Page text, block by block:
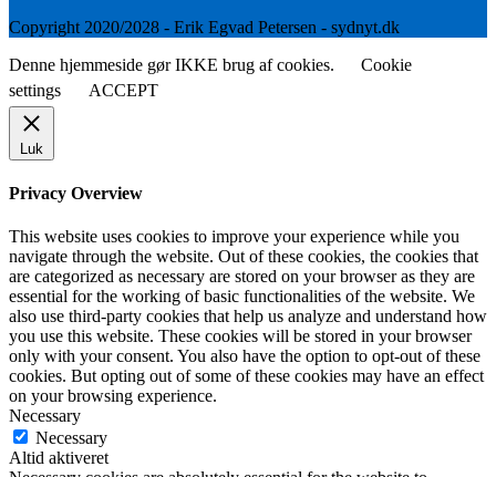
Copyright 2020/2028 - Erik Egvad Petersen - sydnyt.dk
Denne hjemmeside gør IKKE brug af cookies.
Cookie
settings
ACCEPT
Luk
Privacy Overview
This website uses cookies to improve your experience while you
navigate through the website. Out of these cookies, the cookies that
are categorized as necessary are stored on your browser as they are
essential for the working of basic functionalities of the website. We
also use third-party cookies that help us analyze and understand how
you use this website. These cookies will be stored in your browser
only with your consent. You also have the option to opt-out of these
cookies. But opting out of some of these cookies may have an effect
on your browsing experience.
Necessary
Necessary
Altid aktiveret